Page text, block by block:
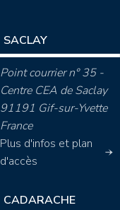
SACLAY
Point courrier n° 35 -
Centre CEA de Saclay
91191 Gif-sur-Yvette
France
Plus d'infos et plan
d'accès
CADARACHE